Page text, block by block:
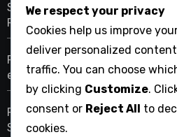
Servicios de Televisión Sin
Personas que se Mudan
Redes Regionales Deportivas:
e Impacto
Paquetes de Televisión:
Services, Choices and Trends
We respect your privacy
Cookies help us improve
deliver personalized
traffic. You can choose
by clicking Customize.
consent or Reject All to
cookies.